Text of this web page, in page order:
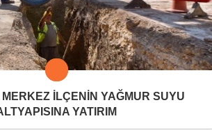
MERKEZ İLÇENİN YAĞMUR SUYU
YATIRIM